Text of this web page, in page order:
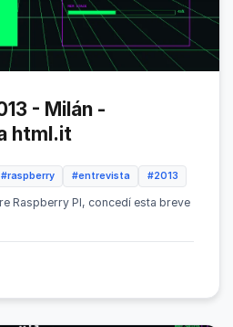
- Milán -
html.it
#raspberry #entrevista #2013
Raspberry PI, concedí esta breve